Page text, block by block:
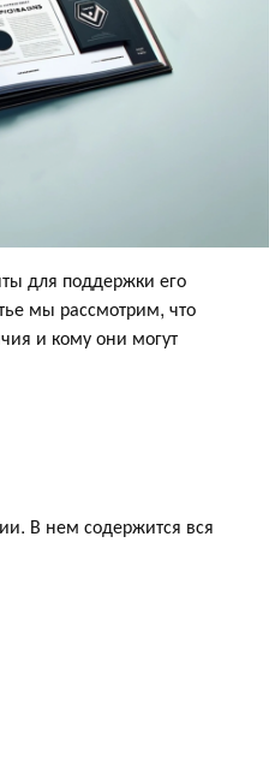
для поддержки его
мы рассмотрим, что
и кому они могут
В нем содержится вся